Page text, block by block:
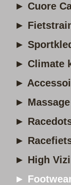
► Cuore
►
►
► Climate
►
►
►
►
► High
►